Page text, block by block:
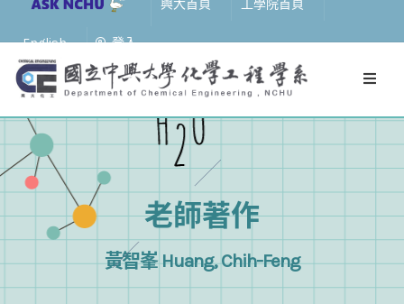
興大首頁 工學院首頁
English 登入
老師著作
黃智峯 Huang, Chih-Feng